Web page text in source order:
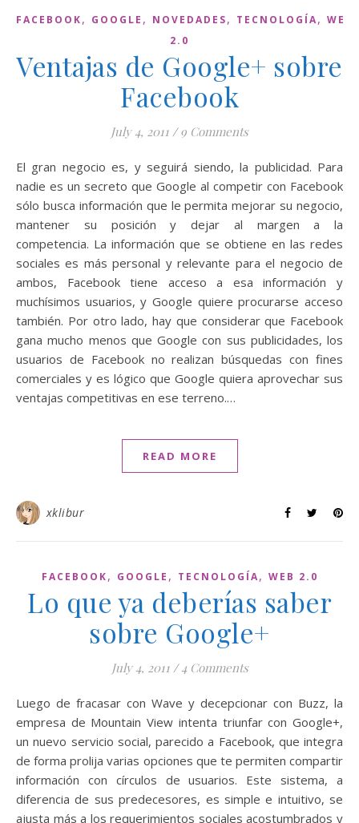
FACEBOOK, GOOGLE , NOVEDADES, TECNOLOGÍA, WEB
2.0
Ventajas de Google+ sobre
Facebook
July 4, 2011 / 9 Comments
El gran negocio es, y seguirá siendo, la publicidad. Para
nadie es un secreto que Google al competir con Facebook
sólo busca información que le permita mejorar su negocio,
mantener su posición y dejar al margen a la
competencia. La información que se obtiene en las redes
sociales es más personal y relevante para el negocio de
ambos, Facebook tiene acceso a esa información y
muchísimos usuarios, y Google quiere procurarse acceso
también. Por otro lado, hay que considerar que Facebook
gana mucho menos que Google con sus publicidades, los
usuarios de Facebook no realizan búsquedas con fines
comerciales y es lógico que Google quiera aprovechar sus
ventajas competitivas en ese terreno.…
READ MORE
xklibur
FACEBOOK, GOOGLE , TECNOLOGÍA, WEB 2.0
Lo que ya deberías saber
sobre Google+
July 4, 2011 / 4 Comments
Luego de fracasar con Wave y decepcionar con Buzz, la
empresa de Mountain View intenta triunfar con Google+,
un nuevo servicio social, parecido a Facebook, que integra
de forma prolija varias opciones que te permiten compartir
información con círculos de usuarios. Este sistema, a
diferencia de sus predecesores, es simple e intuitivo, se
ajusta más a los requerimientos sociales acostumbrados y